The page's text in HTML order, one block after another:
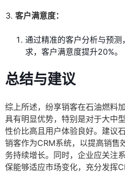
客户满意度：
通过精准的客户分析与预
求，客户满意度提升20%。
总结与建议
综上所述，纷享销客在石油燃料
具有明显优势，特别是对于大中
性价比高且用户体验良好。建议
销客作为CRM系统，以提高销售
务持续增长。同时，企业应关注
保能够适应市场变化，充分发挥